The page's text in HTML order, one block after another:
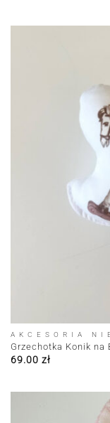
AKCESORIA
Grzechotka Konik na
69.00 zł